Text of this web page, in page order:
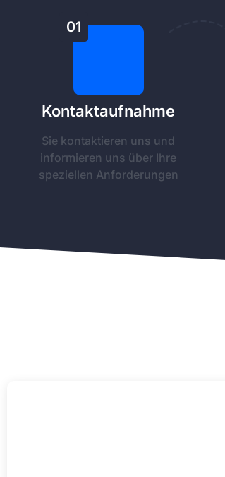
01
Kontaktaufnahme
Sie kontaktieren uns und
informieren uns über Ihre
speziellen Anforderungen